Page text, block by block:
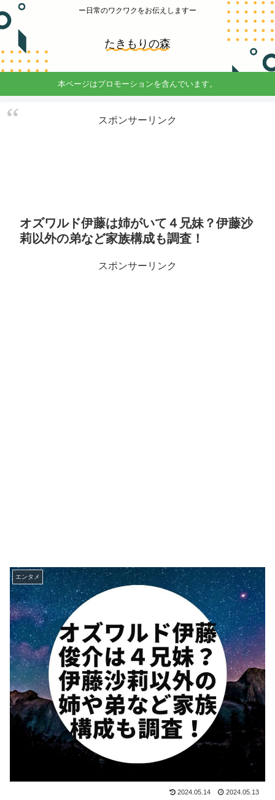
ー日常のワクワクをお伝えしますー
たきもりの森
本ページはプロモーションを含んでいます。
スポンサーリンク
オズワルド伊藤は姉がいて４兄妹？伊藤沙
莉以外の弟など家族構成も調査！
スポンサーリンク
エンタメ
2024.05.14 2024.05.13